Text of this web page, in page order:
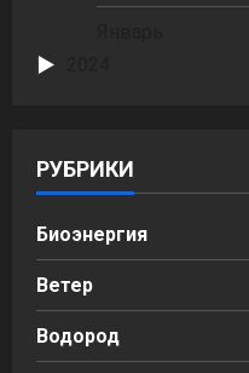
РУБРИКИ
Биоэнергия
Ветер
Водород